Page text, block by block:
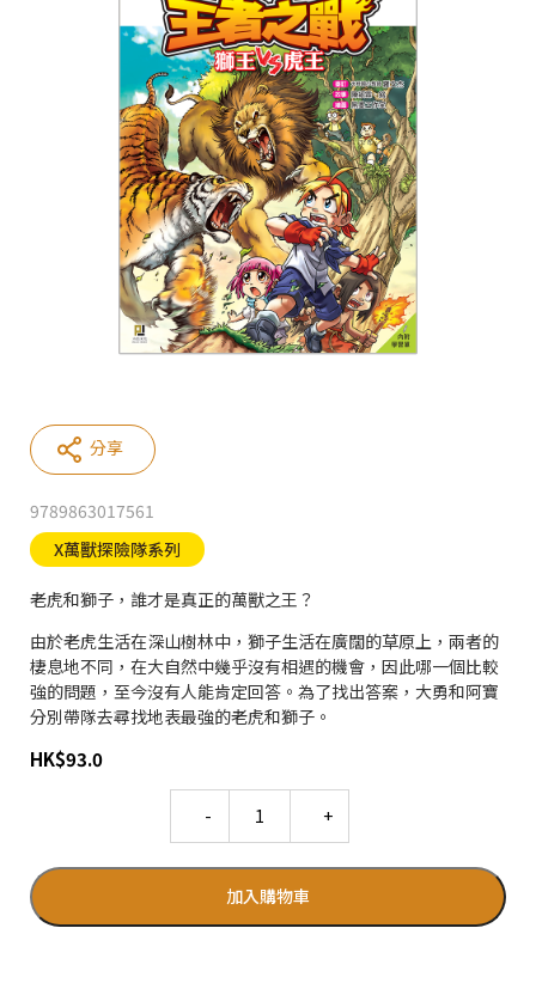
9789863017561
X萬獸探險隊系列
老虎和獅子，誰才是真正的萬獸之王？
由於老虎生活在深山樹林中，獅子生活在廣闊的草原上，兩者的
棲息地不同，在大自然中幾乎沒有相遇的機會，因此哪一個比較
強的問題，至今沒有人能肯定回答。為了找出答案，大勇和阿寶
分別帶隊去尋找地表最強的老虎和獅子。
HK$93.0
加入購物車
分享